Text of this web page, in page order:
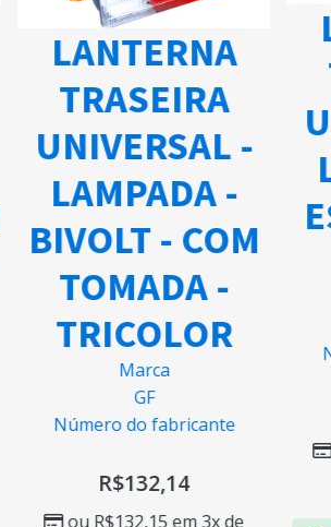
LANTERNA
TRASEIRA
UNIVERSAL -
LAMPADA -
BIVOLT - COM
TOMADA -
TRICOLOR
Marca
GF
Número do fabricante
R$132,14
ouR$132,15em 3x de